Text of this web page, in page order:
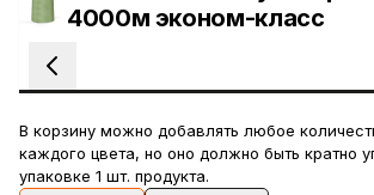
4000м эконом-класс
В корзину можно добавлять любое
каждого цвета, но оно должно быть кратно
упаковке 1 шт. продукта.